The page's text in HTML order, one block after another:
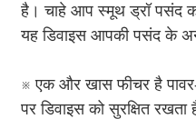
है। चाहे आप स्मूथ ड्रॉ पसंद
यह डिवाइस आपकी पसंद के
※ एक और खास फीचर है
पर डिवाइस को सुरक्षित